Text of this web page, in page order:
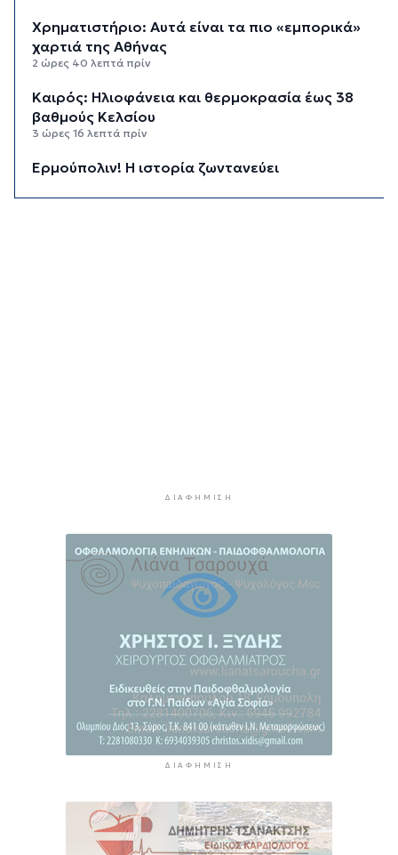
Χρηματιστήριο: Αυτά είναι τα πιο «εμπορικά»
χαρτιά της Αθήνας
2 ώρες 40 λεπτά πρίν
Καιρός: Ηλιοφάνεια και θερμοκρασία έως 38
βαθμούς Κελσίου
3 ώρες 16 λεπτά πρίν
Ερμούπολιν! Η ιστορία ζωντανεύει
ΔΙΑΦΉΜΙΣΗ
ΔΙΑΦΉΜΙΣΗ